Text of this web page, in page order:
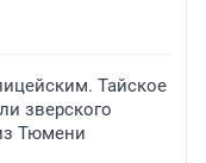
Тайское
зверского
Тюмени